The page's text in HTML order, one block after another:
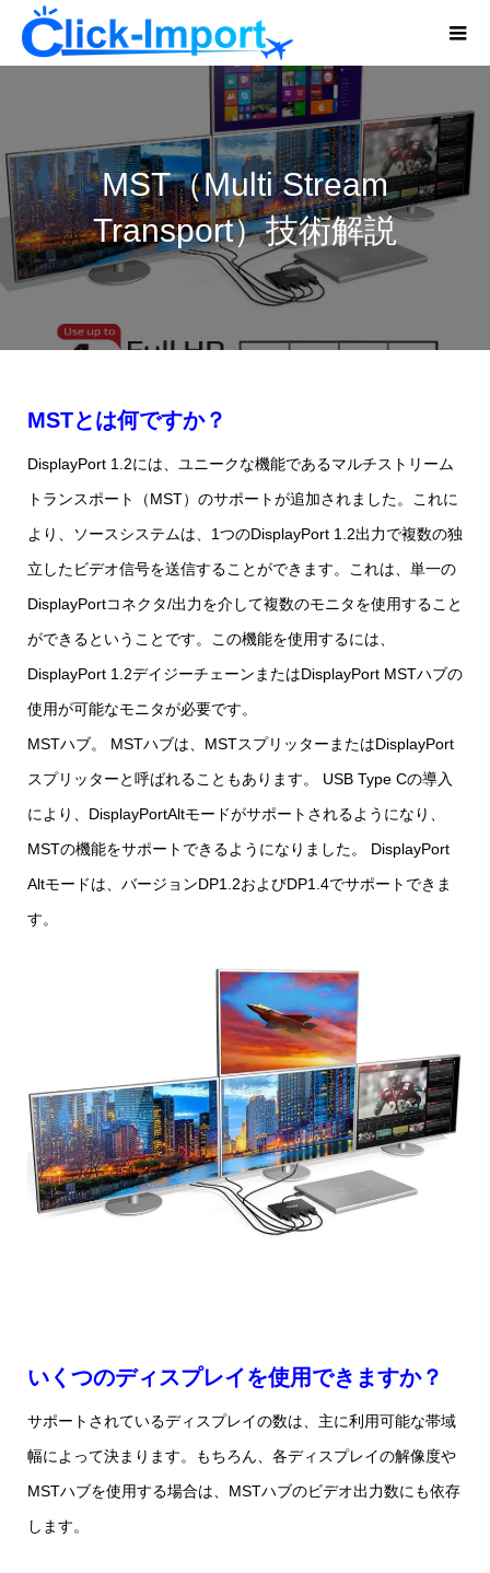
MST（Multi Stream
Transport）技術解説
MSTとは何ですか？
DisplayPort 1.2には、ユニークな機能であるマルチストリーム
トランスポート（MST）のサポートが追加されました。これに
より、ソースシステムは、1つのDisplayPort 1.2出力で複数の独
立したビデオ信号を送信することができます。これは、単一の
DisplayPortコネクタ/出力を介して複数のモニタを使用すること
ができるということです。この機能を使用するには、
DisplayPort 1.2デイジーチェーンまたはDisplayPort MSTハブの
使用が可能なモニタが必要です。
MSTハブ。 MSTハブは、MSTスプリッターまたはDisplayPort
スプリッターと呼ばれることもあります。 USB Type Cの導入
により、DisplayPortAltモードがサポートされるようになり、
MSTの機能をサポートできるようになりました。 DisplayPort
Altモードは、バージョンDP1.2およびDP1.4でサポートできま
す。
いくつのディスプレイを使用できますか？
サポートされているディスプレイの数は、主に利用可能な帯域
幅によって決まります。もちろん、各ディスプレイの解像度や
MSTハブを使用する場合は、MSTハブのビデオ出力数にも依存
します。